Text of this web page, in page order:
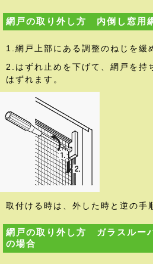
網戸の取り外し方 内倒し窓用
1.網戸上部にある調整のねじを緩
2.はずれ止めを下げて、網戸を持
はずれます。
取付ける時は、外した時と逆の手
網戸の取り外し方 ガラスルー
の場合